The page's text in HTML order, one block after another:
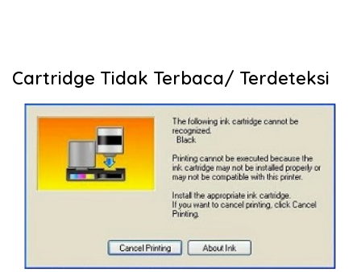
Cartridge Tidak Terbaca/ Terdeteksi